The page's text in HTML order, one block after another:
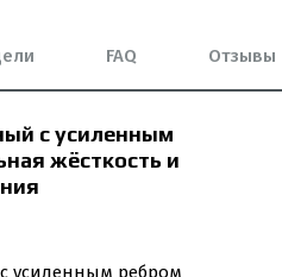
FAQ Отзывы
с усиленным
жёсткость и
усиленным ребром